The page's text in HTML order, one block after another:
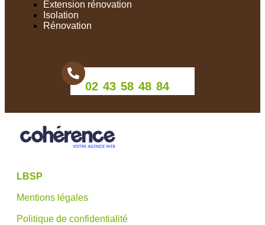
Extension rénovation
Isolation
Rénovation
02 43 58 48 84
LBSP
Mentions légales
Politique de confidentialité